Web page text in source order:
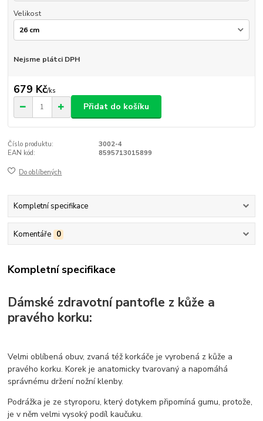
Velikost
Nejsme plátci DPH
679 Kč/ks
Přidat do košíku
Číslo produktu:
3002-4
EAN kód:
8595713015899
Do oblíbených
Kompletní specifikace
Komentáře 0
Kompletní specifikace
Dámské zdravotní pantofle z kůže a
pravého korku:
Velmi oblíbená obuv, zvaná též korkáče je vyrobená z kůže a
pravého korku. Korek je anatomicky tvarovaný a napomáhá
správnému držení nožní klenby.
Podrážka je ze styroporu, který dotykem připomíná gumu, protože,
je v něm velmi vysoký podíl kaučuku.